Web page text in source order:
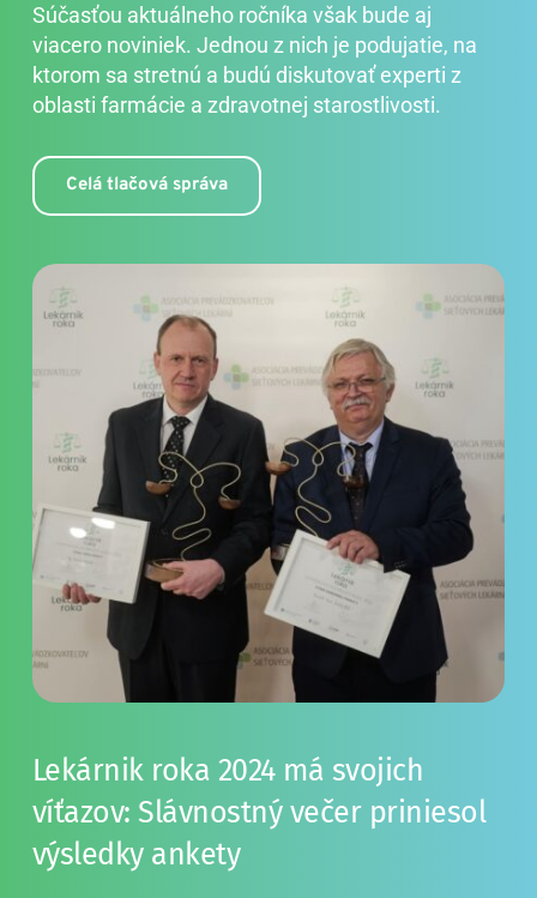
Súčasťou aktuálneho ročníka však bude aj
viacero noviniek. Jednou z nich je podujatie, na
ktorom sa stretnú a budú diskutovať experti z
oblasti farmácie a zdravotnej starostlivosti.
Celá tlačová správa
Lekárnik roka 2024 má svojich
víťazov: Slávnostný večer priniesol
výsledky ankety